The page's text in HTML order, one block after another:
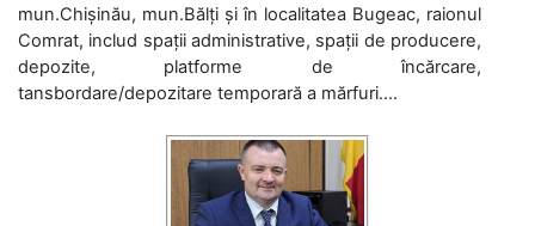
mun.Chișinău, mun.Bălți și în localitatea Bugeac, raionul
Comrat, includ spații administrative, spații de producere,
depozite, platforme de încărcare,
tansbordare/depozitare temporară a mărfuri....